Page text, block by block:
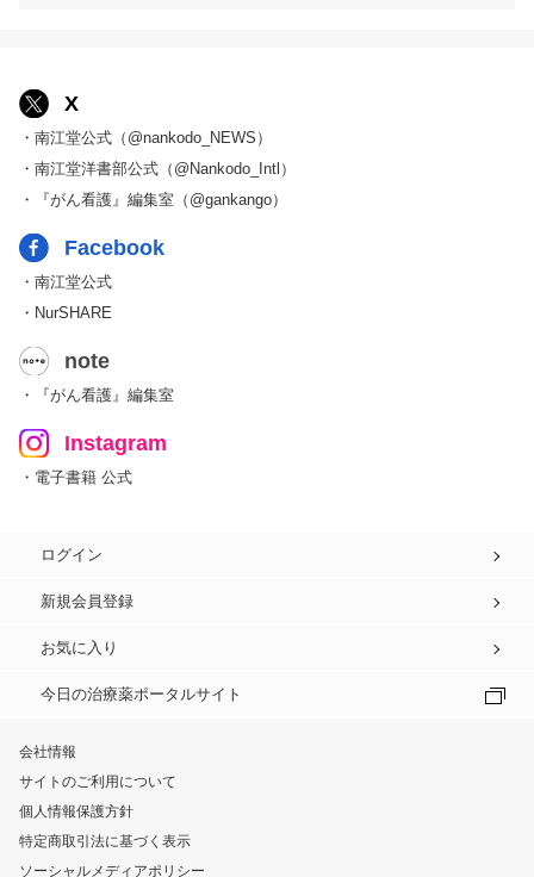
X
・南江堂公式（@nankodo_NEWS）
・南江堂洋書部公式（@Nankodo_Intl）
・『がん看護』編集室（@gankango）
Facebook
・南江堂公式
・NurSHARE
note
・『がん看護』編集室
Instagram
・電子書籍 公式
ログイン
新規会員登録
お気に入り
今日の治療薬ポータルサイト
会社情報
サイトのご利用について
個人情報保護方針
特定商取引法に基づく表示
ソーシャルメディアポリシー